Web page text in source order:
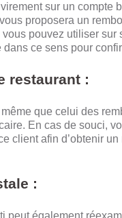
sur un compte
proposera un
vous pouvez utiliser sur
ce sens pour
restaurant :
que celui des
En cas de souci,
client afin d’obtenir un
: